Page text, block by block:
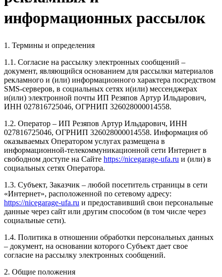
информационных рассылок
1. Термины и определения
1.1. Согласие на рассылку электронных сообщений –
документ, являющийся основанием для рассылки материалов
рекламного и (или) информационного характера посредством
SMS-серверов, в социальных сетях и(или) мессенджерах
и(или) электронной почты ИП Резяпов Артур Ильдарович,
ИНН 027816725046, ОГРНИП 326028000014558.
1.2. Оператор – ИП Резяпов Артур Ильдарович, ИНН
027816725046, ОГРНИП 326028000014558. Информация об
оказываемых Оператором услугах размещена в
информационной-телекоммуникационной сети Интернет в
свободном доступе на Сайте https://nicegarage-ufa.ru и (или) в
социальных сетях Оператора.
1.3. Субъект, Заказчик – любой посетитель страницы в сети
«Интернет», расположенной по сетевому адресу:
https://nicegarage-ufa.ru и предоставивший свои персональные
данные через сайт или другим способом (в том числе через
социальные сети).
1.4. Политика в отношении обработки персональных данных
– документ, на основании которого Субъект дает свое
согласие на рассылку электронных сообщений.
2. Общие положения